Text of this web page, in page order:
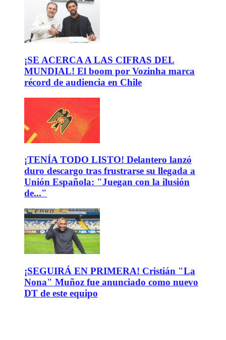
¡SE ACERCA A LAS CIFRAS DEL
MUNDIAL! El boom por Vozinha marca
récord de audiencia en Chile
¡TENÍA TODO LISTO! Delantero lanzó
duro descargo tras frustrarse su llegada a
Unión Española: "Juegan con la ilusión
de..."
¡SEGUIRÁ EN PRIMERA! Cristián "La
Nona" Muñoz fue anunciado como nuevo
DT de este equipo